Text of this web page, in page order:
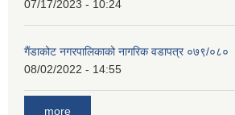
07/17/2023 - 10:24
गैंडाकोट नगरपालिकाको नागरिक वडापत्र ०७९/०८०
08/02/2022 - 14:55
more